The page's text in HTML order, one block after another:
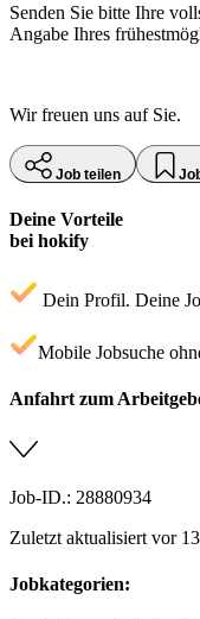
Senden Sie bitte Ihre
Angabe Ihres
Wir freuen uns auf Sie.
Job teilen
Deine Vorteile
bei hokify
Dein Profil. Deine
Mobile Jobsuche
Anfahrt zum
Job-ID.: 28880934
Zuletzt aktualisiert vor
Jobkategorien: